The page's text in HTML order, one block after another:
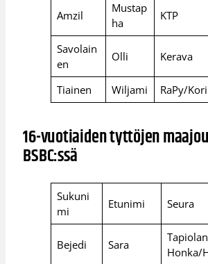
Amzil
Mustap
ha
KTP
Savolain
en
Olli Kerava
Tiainen Wiljami RaPy/
16-vuotiaiden tyttöjen
BSBC:ssä
Sukuni
mi
Etunimi Seura
Bejedi Sara
Tapiolan
Honka/